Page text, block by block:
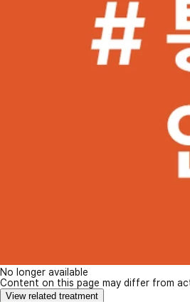
No longer available
Content on this page may differ from
View related treatment